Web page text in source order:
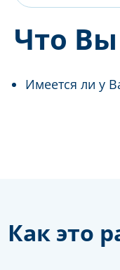
Что Вы
Имеется ли у
Как это